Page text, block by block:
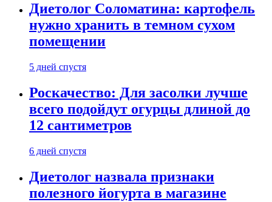
Диетолог Соломатина: картофель
нужно хранить в темном сухом
помещении
5 дней спустя
Роскачество: Для засолки лучше
всего подойдут огурцы длиной до
12 сантиметров
6 дней спустя
Диетолог назвала признаки
полезного йогурта в магазине